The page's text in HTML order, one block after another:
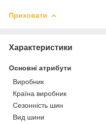
Приховати
Характеристики
Основні атрибути
Виробник
Країна виробник
Сезонність шин
Вид шини